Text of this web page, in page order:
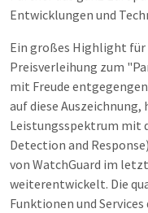
Entwicklungen und
Ein großes Highlight für
Preisverleihung zum
mit Freude
auf diese
Leistungsspektrum mit
Detection and
von WatchGuard im
weiterentwickelt. Die
Funktionen und